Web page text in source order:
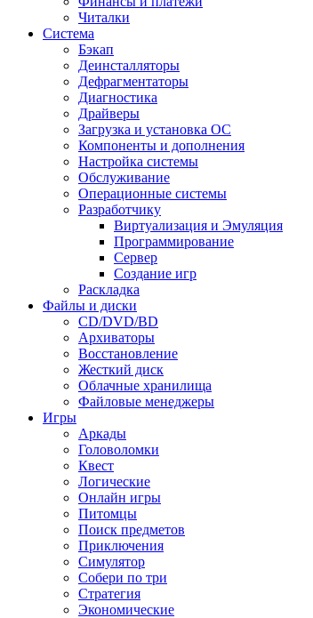
Читалки
Система
Бэкап
Деинсталляторы
Дефрагментаторы
Диагностика
Драйверы
Загрузка и установка ОС
Компоненты и дополнения
Настройка системы
Обслуживание
Операционные системы
Разработчику
Виртуализация и Эмуляция
Программирование
Сервер
Создание игр
Раскладка
Файлы и диски
CD/DVD/BD
Архиваторы
Восстановление
Жесткий диск
Облачные хранилища
Файловые менеджеры
Игры
Аркады
Головоломки
Квест
Логические
Онлайн игры
Питомцы
Поиск предметов
Приключения
Симулятор
Собери по три
Стратегия
Экономические